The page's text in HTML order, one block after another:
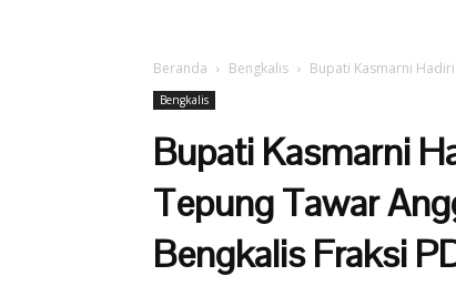
Beranda Bengkalis Bupati Kasmarni
Bengkalis
Bupati Kasmarni
Tepung Tawar
Bengkalis Fraksi